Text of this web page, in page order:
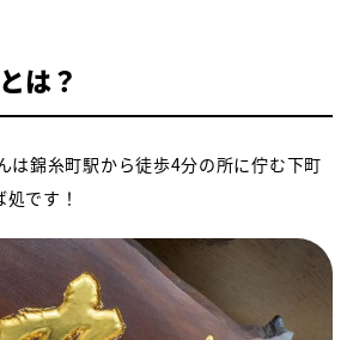
は？
は錦糸町駅から徒歩4分の所に佇む下町
です！